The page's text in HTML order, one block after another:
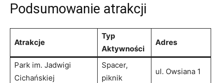
Podsumowanie atrakcji
Atrakcje
Typ
‍Aktywności
Adres
Park im. Jadwigi
Cichańskiej
Spacer,
piknik
ul. Owsiana 1